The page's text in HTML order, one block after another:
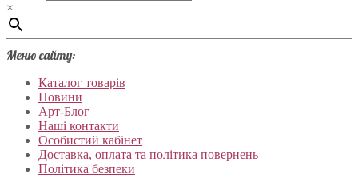
×
Меню сайту:
Каталог товарів
Новини
Арт-Блог
Наші контакти
Особистий кабінет
Доставка, оплата та політика повернень
Політика безпеки